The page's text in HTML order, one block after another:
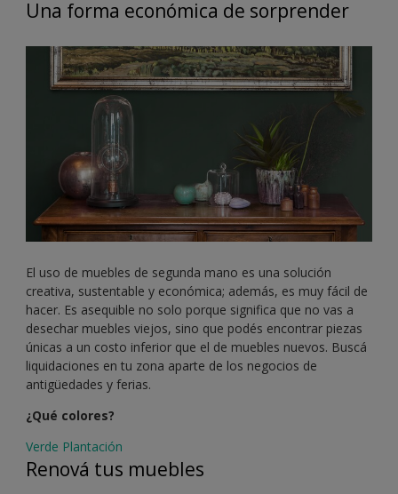
Una forma económica de sorprender
El uso de muebles de segunda mano es una solución
creativa, sustentable y económica; además, es muy fácil de
hacer. Es asequible no solo porque significa que no vas a
desechar muebles viejos, sino que podés encontrar piezas
únicas a un costo inferior que el de muebles nuevos. Buscá
liquidaciones en tu zona aparte de los negocios de
antigüedades y ferias.
¿Qué colores?
Verde Plantación
Renová tus muebles